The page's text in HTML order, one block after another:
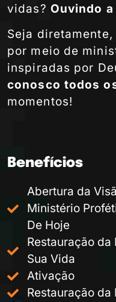
vidas? Ouvindo
Seja
por meio de
inspiradas por
conosco todos
momentos!
Benefícios
Abertura da
Ministério
De Hoje
Restauração
Sua Vida
Ativação
Restauração da